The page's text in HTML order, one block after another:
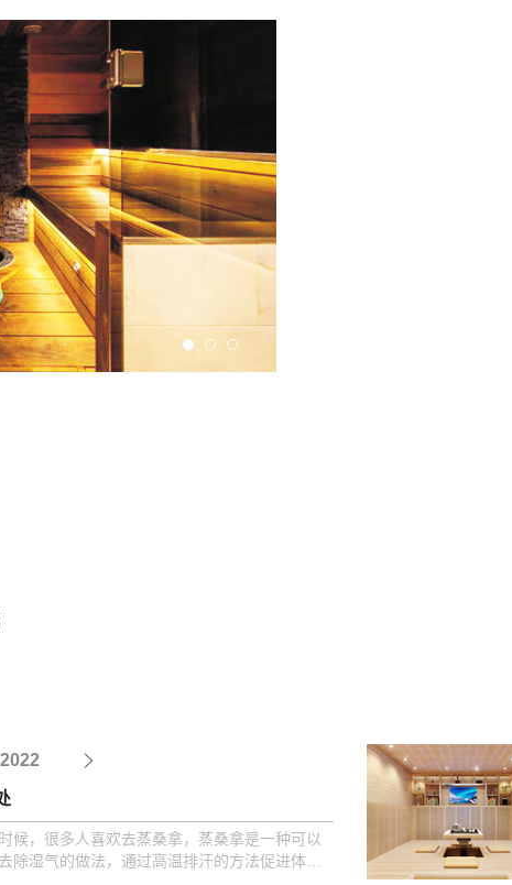
2022
，很多人喜欢去蒸桑拿，蒸桑拿是一种可以
除湿气的做法，通过高温排汗的方法促进体内